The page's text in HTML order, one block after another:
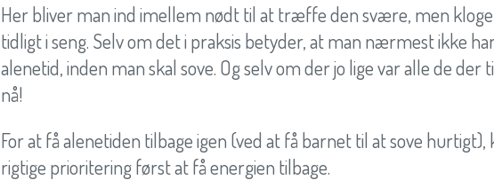
Her bliver man ind imellem nødt til at træffe den svære, men
tidligt i seng. Selv om det i praksis betyder, at man nærmest ikke
alenetid, inden man skal sove. Og selv om der jo lige var alle de der
nå!
For at få alenetiden tilbage igen (ved at få barnet til at sove
rigtige prioritering først at få energien tilbage.